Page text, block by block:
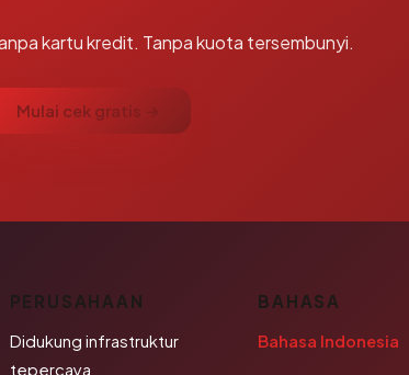
kartu kredit. Tanpa kuota tersembunyi.
Mulai cek gratis →
PERUSAHAAN
Didukung infrastruktur
tepercaya
BAHASA
Bahasa Indonesia